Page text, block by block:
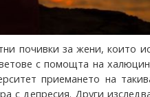
почивки за жени, които
с помощта на
приемането на
с депресия. Други